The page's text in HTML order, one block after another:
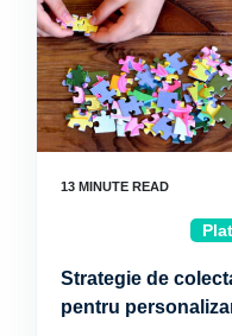
Strategie de
pentru